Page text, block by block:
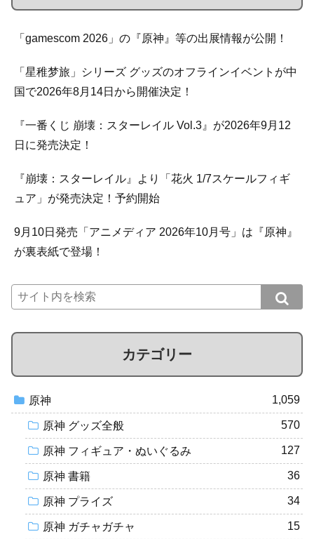
「gamescom 2026」の『原神』等の出展情報が公開！
「星稚梦旅」シリーズ グッズのオフラインイベントが中
国で2026年8月14日から開催決定！
『一番くじ 崩壊：スターレイル Vol.3』が2026年9月12
日に発売決定！
『崩壊：スターレイル』より「花火 1/7スケールフィギ
ュア」が発売決定！予約開始
9月10日発売「アニメディア 2026年10月号」は『原神』
が裏表紙で登場！
カテゴリー
原神 1,059
原神 グッズ全般 570
原神 フィギュア・ぬいぐるみ 127
原神 書籍 36
原神 プライズ 34
原神 ガチャガチャ 15